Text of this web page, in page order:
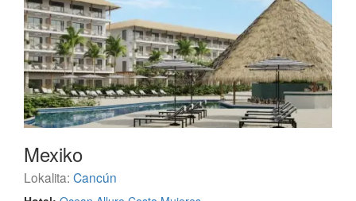
Mexiko
Lokalita: Cancún